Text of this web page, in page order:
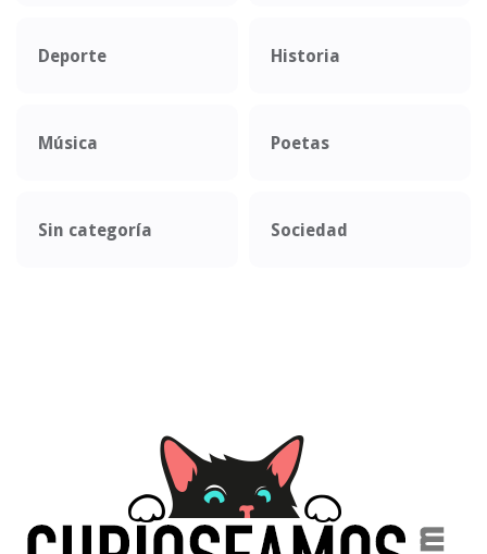
Deporte Historia
Música Poetas
Sin categoría Sociedad